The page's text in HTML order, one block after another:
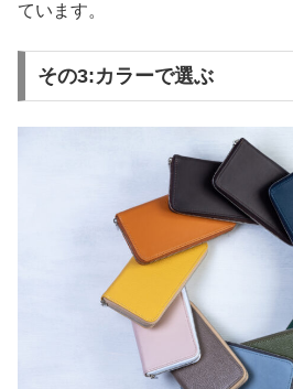
ています。
その3:カラーで選ぶ